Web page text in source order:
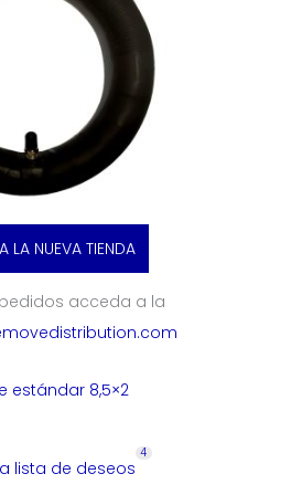
LA NUEVA TIENDA
acceda a la
estándar 8,5×2
lista de deseos
4